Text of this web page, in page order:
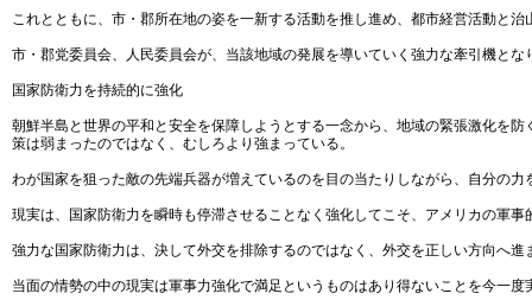
これとともに、市・郡所在地の姿を一新する活動を推し進め、都市経営活動と
市・郡党委員会、人民委員会が、当該地域の発展を導いていく強力な牽引機と
国家防衛力を持続的に強化
朝鮮半島と世界の平和と安全を保障しようとする一念から、地域の緊張激化を
策は弱まったのではなく、むしろより強まっている。
わが国家を狙った敵の先端兵器が増えているのを目の当たりしながら、自分の
現実は、国家防衛力を瞬時も停滞させることなく強化してこそ、アメリカの軍
強力な国家防衛力は、決して外交を排除するのではなく、外交を正しい方向へ
当面の情勢の中の現実は軍事力強化で満足というものはあり得ないことを今一度